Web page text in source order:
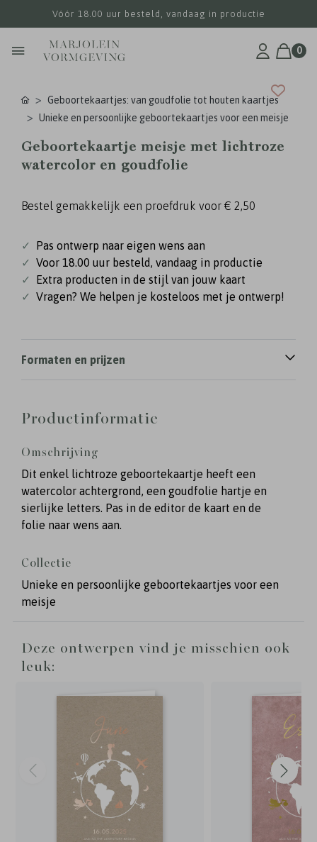
Vóór 18.00 uur besteld, vandaag in productie
0
Geboortekaartjes: van goudfolie tot houten kaartjes
Unieke en persoonlijke geboortekaartjes voor een meisje
Geboortekaartje meisje met lichtroze
watercolor en goudfolie
Bestel gemakkelijk een proefdruk voor € 2,50
✓
Pas ontwerp naar eigen wens aan
✓ Voor 18.00 uur besteld, vandaag in productie
✓
Extra producten in de stijl van jouw kaart
✓ Vragen? We helpen je kosteloos met je ontwerp!
Formaten en prijzen
Productinformatie
Omschrijving
Dit enkel lichtroze geboortekaartje heeft een
watercolor achtergrond, een goudfolie hartje en
sierlijke letters. Pas in de editor de kaart en de
folie naar wens aan.
Collectie
Unieke en persoonlijke geboortekaartjes voor een
meisje
Deze ontwerpen vind je misschien ook
leuk: